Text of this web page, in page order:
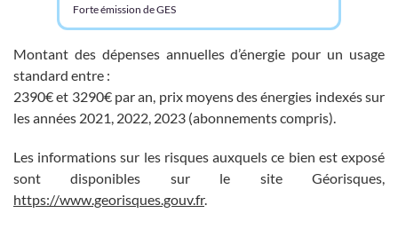
Forte émission de GES
Montant des dépenses annuelles d’énergie pour un usage
standard entre :
2390€ et 3290€ par an, prix moyens des énergies indexés sur
les années 2021, 2022, 2023 (abonnements compris).
Les informations sur les risques auxquels ce bien est exposé
sont disponibles sur le site Géorisques,
https://www.georisques.gouv.fr.